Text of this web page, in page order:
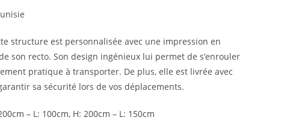
structure est personnalisée avec une impression en
son recto. Son design ingénieux lui permet de s’enrouler
pratique à transporter. De plus, elle est livrée avec
sa sécurité lors de vos déplacements.
– L: 100cm, H: 200cm – L: 150cm